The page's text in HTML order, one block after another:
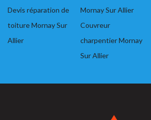
Devis réparation de
toiture Mornay Sur
Allier
Mornay Sur Allier
Couvreur
charpentier Mornay
Sur Allier